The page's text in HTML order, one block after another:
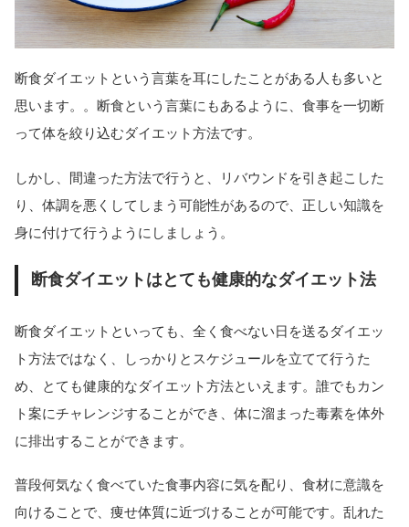
断食ダイエットという言葉を耳にしたことがある人も多いと
思います。。断食という言葉にもあるように、食事を一切断
って体を絞り込むダイエット方法です。
しかし、間違った方法で行うと、リバウンドを引き起こした
り、体調を悪くしてしまう可能性があるので、正しい知識を
身に付けて行うようにしましょう。
断食ダイエットはとても健康的なダイエット法
断食ダイエットといっても、全く食べない日を送るダイエッ
ト方法ではなく、しっかりとスケジュールを立てて行うた
め、とても健康的なダイエット方法といえます。誰でもカン
ト案にチャレンジすることができ、体に溜まった毒素を体外
に排出することができます。
普段何気なく食べていた食事内容に気を配り、食材に意識を
向けることで、痩せ体質に近づけることが可能です。乱れた